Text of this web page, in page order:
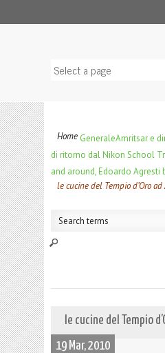
Home GeneraleAmritsar e
di ritorno dal Nikon School
and around, Edoardo
le cucine del Tempio d’Oro
le cucine del Tempio
19 Mar, 2010